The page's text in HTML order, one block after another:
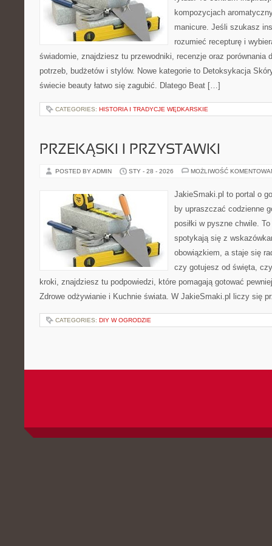
kompozycjach
manicure. Jeśli szukasz
rozumieć recepturę i
świadomie, znajdziesz tu przewodniki, recenzje oraz porównania
potrzeb, budżetów i stylów. Nowe kategorie to Detoksykacja
świecie beauty łatwo się zagubić. Dlatego Beat […]
CATEGORIES: HISTORIA I TRADYCJE WĘDKARSKIE
PRZEKĄSKI I PRZYSTAWKI
POSTED BY ADMIN STY - 28 - 2026 MOŻLIWOŚĆ
JakieSmaki.pl to portal o
by upraszczać codzienne
posiłki w pyszne chwile.
spotykają się z
obowiązkiem, a staje się
czy gotujesz od święta,
kroki, znajdziesz tu podpowiedzi, które pomagają gotować
Zdrowe odżywianie i Kuchnie świata. W JakieSmaki.pl liczy się
CATEGORIES: DIY W OGRODZIE